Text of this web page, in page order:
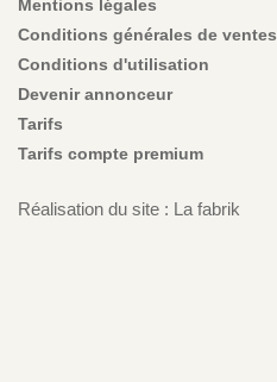
Mentions légales
Conditions générales de ventes
Conditions d'utilisation
Devenir annonceur
Tarifs
Tarifs compte premium
Réalisation du site : La fabrik